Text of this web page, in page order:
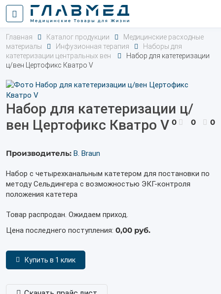
Главная Каталог продукции
Медицинские расходные
материалы
Инфузионная терапия
Наборы для
катетеризации центральных вен
Набор для катетеризации
ц/вен Цертофикс Кватро V
Набор для катетеризации ц/
вен Цертофикс Кватро V 0 0 0
Производитель: B. Braun
Набор с четырехканальным катетером для постановки по
методу Сельдингера с возможностью ЭКГ-контроля
положения катетера
Товар распродан. Ожидаем приход.
Цена последнего поступления: 0,00 руб.
Купить в 1 клик